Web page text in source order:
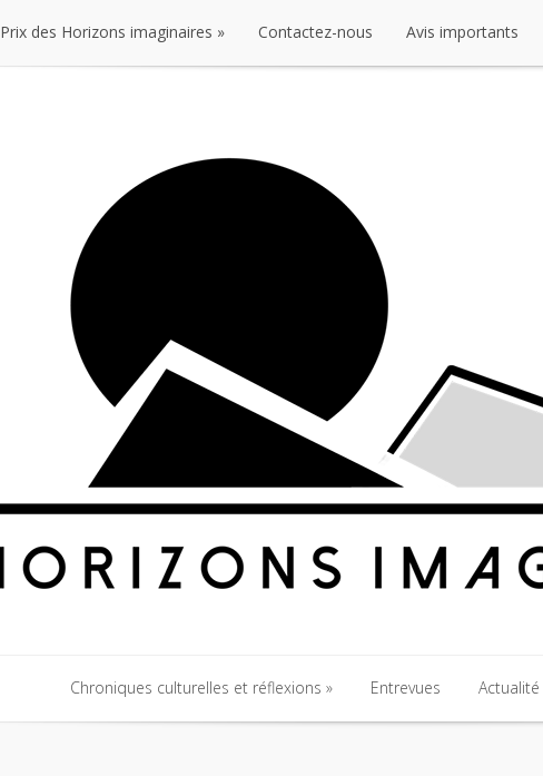
Prix des Horizons imaginaires Contactez-nous Avis importants
Chroniques culturelles et réflexions Entrevues Actualité